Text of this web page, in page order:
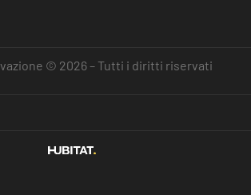
© 2026 – Tutti i diritti riservati